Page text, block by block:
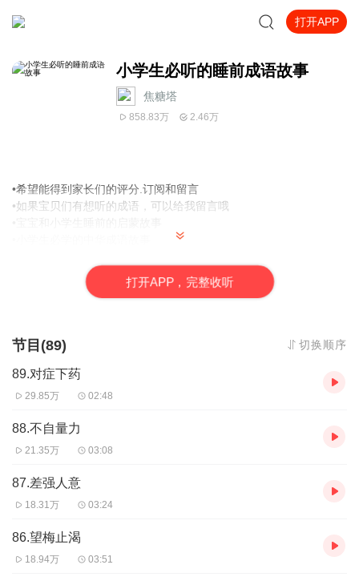
打开APP
小学生必听的睡前成语故事
焦糖塔
858.83万 2.46万
•希望能得到家长们的评分.订阅和留言
•如果宝贝们有想听的成语，可以给我留言哦
•内含近反义词和造句
•结尾“彩蛋”还有知识小总结哦~
频，保持一致！谢谢你们的聆听和订阅~非常感谢！
打开APP，完整收听
节目(89) 切换顺序
89.对症下药
29.85万 02:48
88.不自量力
21.35万 03:08
87.差强人意
18.31万 03:24
86.望梅止渴
18.94万 03:51